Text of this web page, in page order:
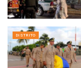
DISTRITO